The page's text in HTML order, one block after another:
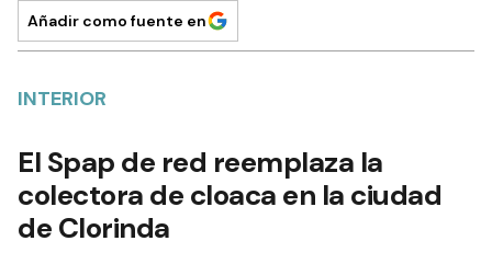
Añadir como fuente en
INTERIOR
El Spap de red reemplaza la
colectora de cloaca en la ciudad
de Clorinda